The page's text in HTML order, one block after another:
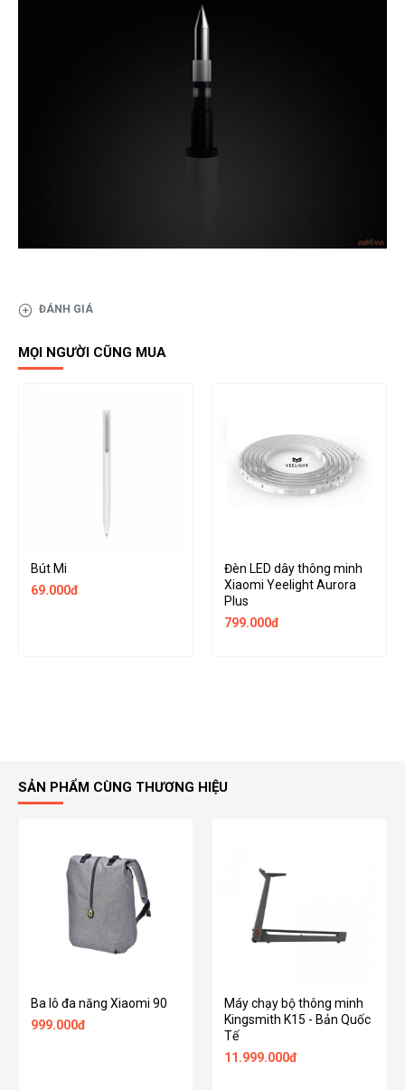
ĐÁNH GIÁ
MỌI NGƯỜI CŨNG MUA
Bút Mi
69.000đ
Đèn LED dây thông minh
Xiaomi Yeelight Aurora
Plus
799.000đ
SẢN PHẨM CÙNG THƯƠNG HIỆU
Ba lô đa năng Xiaomi 90
999.000đ
Máy chạy bộ thông minh
Kingsmith K15 - Bản Quốc
Tế
11.999.000đ